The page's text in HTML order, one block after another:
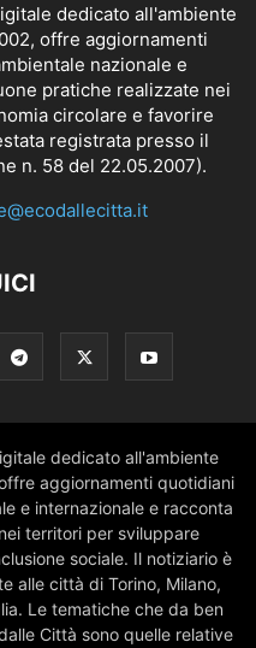
dedicato all'ambiente
offre aggiornamenti
nazionale e
pratiche realizzate nei
circolare e favorire
registrata presso il
n. 58 del 22.05.2007).
dedicato all'ambiente
aggiornamenti quotidiani
e internazionale e racconta
territori per sviluppare
sociale. Il notiziario è
alle città di Torino, Milano,
Le tematiche che da ben
Città sono quelle relative